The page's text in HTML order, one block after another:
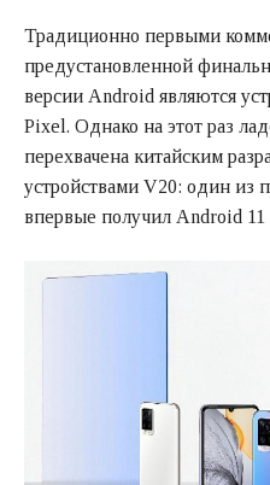
Традиционно первыми
предустановленной
версии Android являются
Pixel. Однако на этот раз
перехвачена китайским
устройствами V20: один из
впервые получил Android 11